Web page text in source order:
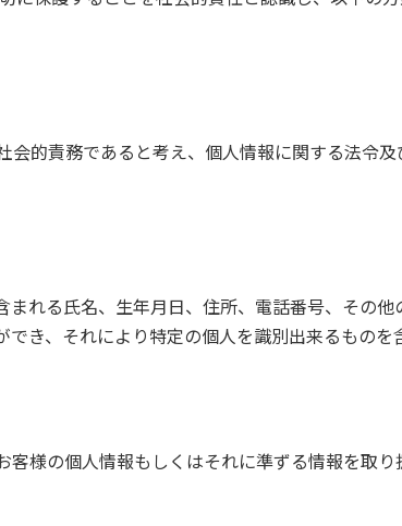
的責務であると考え、個人情報に関する法令
れる氏名、生年月日、住所、電話番号、その
き、それにより特定の個人を識別出来るものを
様の個人情報もしくはそれに準ずる情報を取